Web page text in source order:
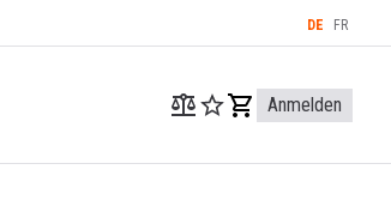
DE FR
Anmelden